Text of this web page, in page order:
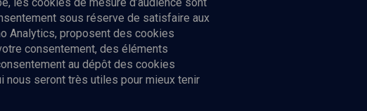
sous réserve de satisfaire aux
Analytics, proposent des cookies
consentement, des éléments
au dépôt des cookies
nous seront très utiles pour mieux tenir